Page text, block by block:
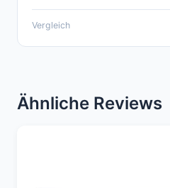
Vergleich
Ähnliche Reviews